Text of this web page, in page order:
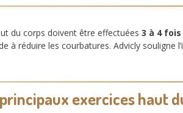
du corps doivent être effectuées 3 à 4
à réduire les courbatures. Advicly souligne
exercices haut